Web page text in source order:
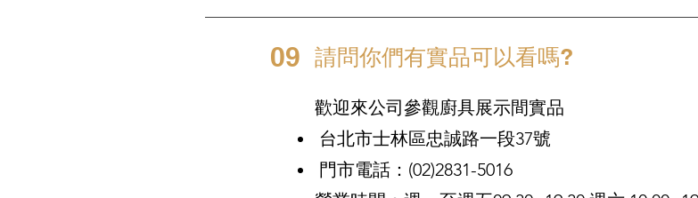
09 請問你們有實品可以看嗎?
歡迎來公司參觀廚具展示間實品
台北市士林區忠誠路一段37號
門市電話：(02)2831-5016